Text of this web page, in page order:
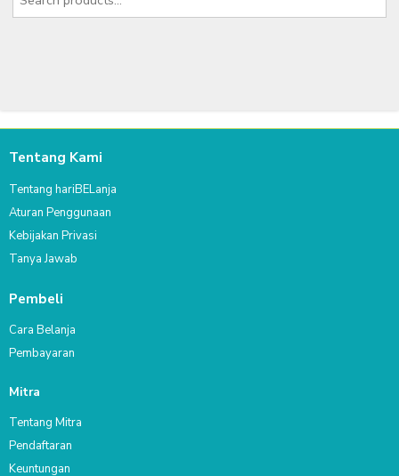
Tentang Kami
Tentang hariBELanja
Aturan Penggunaan
Kebijakan Privasi
Tanya Jawab
Pembeli
Cara Belanja
Pembayaran
Mitra
Tentang Mitra
Pendaftaran
Keuntungan